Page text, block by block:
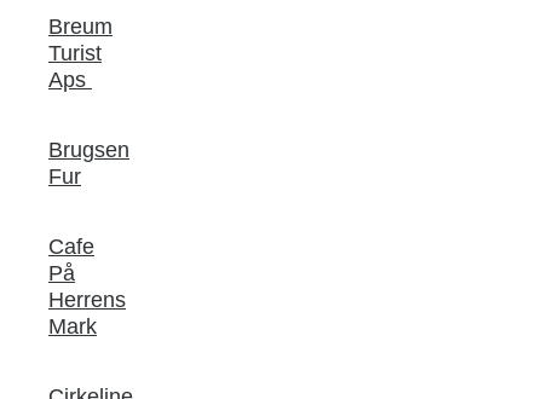
Breum
Turist
Aps
Brugsen
Fur
Cafe
På
Herrens
Mark